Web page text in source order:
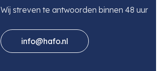
Wij streven te antwoorden binnen 48 uur
info@hafo.nl